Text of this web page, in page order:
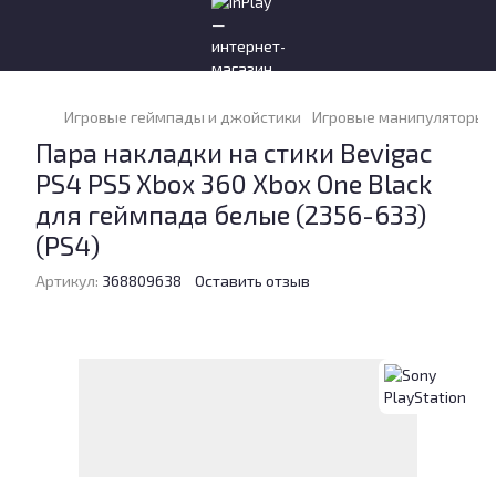
Игровые геймпады и джойстики Игровые манипуляторы
Пара накладки на стики Bevigac
PS4 PS5 Xbox 360 Xbox One Black
для геймпада белые (2356-633)
(PS4)
Артикул: 368809638 Оставить отзыв